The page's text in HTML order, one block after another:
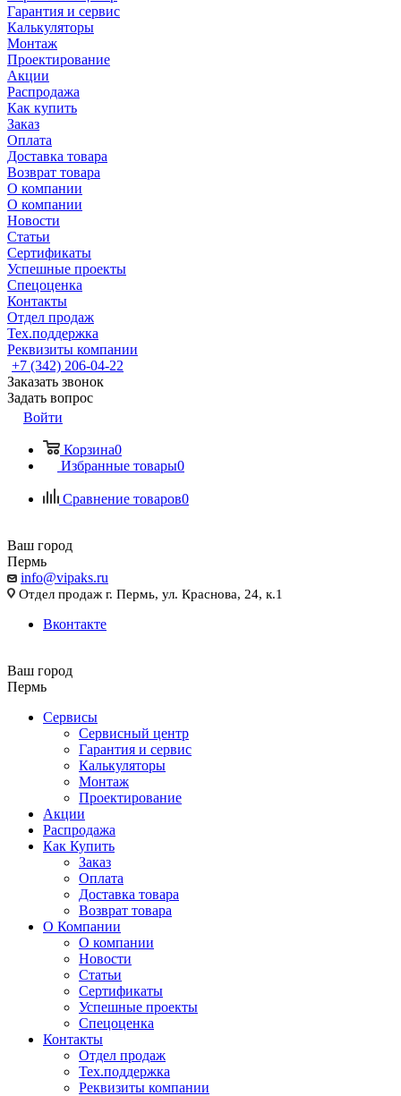
Гарантия и сервис
Калькуляторы
Монтаж
Проектирование
Акции
Распродажа
Как купить
Заказ
Оплата
Доставка товара
Возврат товара
О компании
О компании
Новости
Статьи
Сертификаты
Успешные проекты
Спецоценка
Контакты
Отдел продаж
Тех.поддержка
Реквизиты компании
+7 (342) 206-04-22
Заказать звонок
Задать вопрос
Войти
Корзина0
Избранные товары0
Сравнение товаров0
Ваш город
Пермь
info@vipaks.ru
Отдел продаж г. Пермь, ул. Краснова, 24, к.1
Вконтакте
Ваш город
Пермь
Сервисы
Сервисный центр
Гарантия и сервис
Калькуляторы
Монтаж
Проектирование
Акции
Распродажа
Как Купить
Заказ
Оплата
Доставка товара
Возврат товара
О Компании
О компании
Новости
Статьи
Сертификаты
Успешные проекты
Спецоценка
Контакты
Отдел продаж
Тех.поддержка
Реквизиты компании